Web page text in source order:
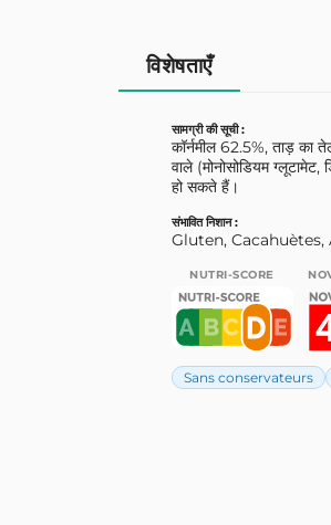
विशेषताएँ
सामग्री की सूची :
कॉर्नमील 62.5%, ताड़ का
वाले (मोनोसोडियम
हो सकते हैं।
संभावित निशान :
Gluten, Cacahuètes,
NUTRI-SCORE
Sans conservateurs